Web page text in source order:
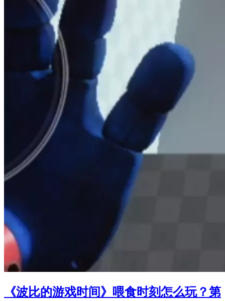
《波比的游戏时间》喂食时刻怎么玩？第